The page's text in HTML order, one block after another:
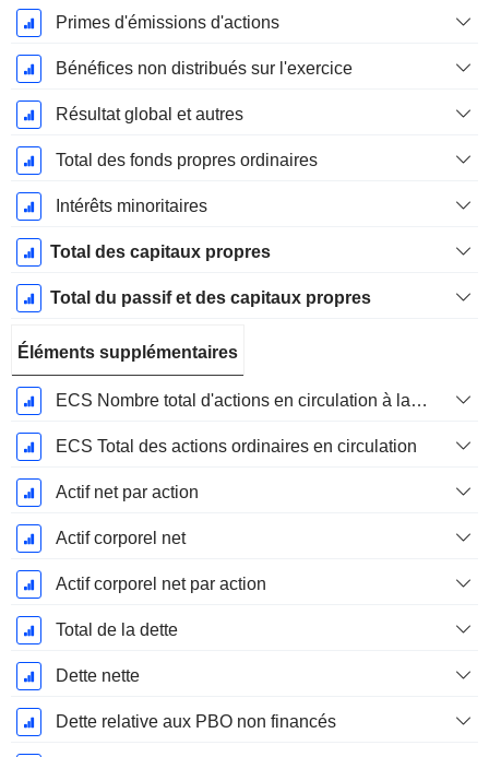
Primes d'émissions d'actions
Bénéfices non distribués sur l'exercice
Résultat global et autres
Total des fonds propres ordinaires
Intérêts minoritaires
Total des capitaux propres
Total du passif et des capitaux propres
Éléments supplémentaires
ECS Nombre total d'actions en circulation à la date de dépôt
ECS Total des actions ordinaires en circulation
Actif net par action
Actif corporel net
Actif corporel net par action
Total de la dette
Dette nette
Dette relative aux PBO non financés